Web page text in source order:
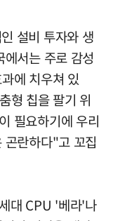
설비 투자와 생
서는 주로 감성
에 치우쳐 있
형 칩을 팔기 위
필요하기에 우리
곤란하다"고 꼬집
대 CPU '베라'나